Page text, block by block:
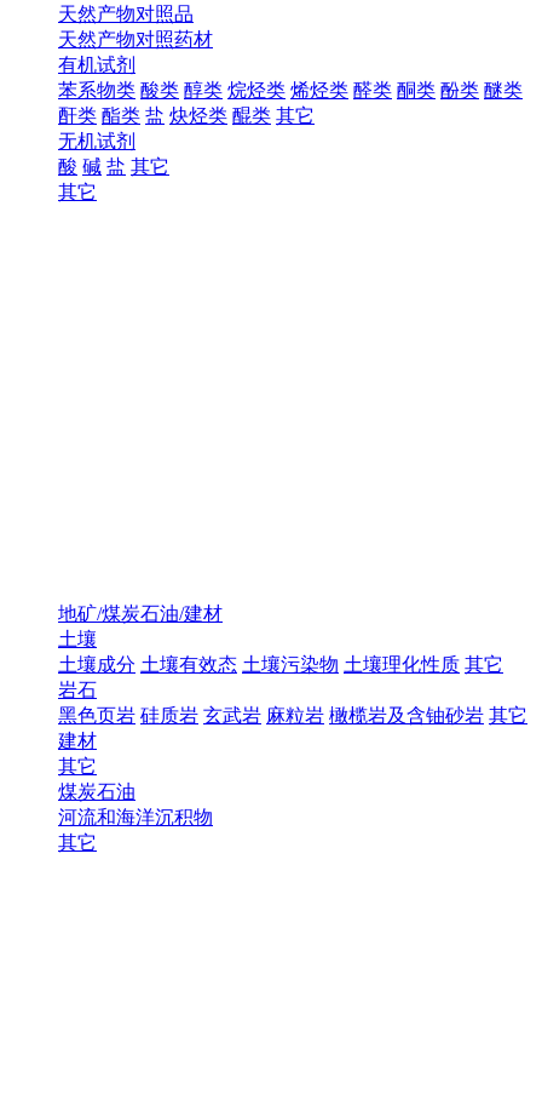
天然产物对照品
天然产物对照药材
有机试剂
苯系物类 酸类 醇类 烷烃类 烯烃类 醛类 酮类 酚类 醚类
酐类 酯类 盐 炔烃类 醌类 其它
无机试剂
酸 碱 盐 其它
其它
地矿/煤炭石油/建材
土壤
土壤成分 土壤有效态 土壤污染物 土壤理化性质 其它
岩石
黑色页岩 硅质岩 玄武岩 麻粒岩 橄榄岩及含铀砂岩 其它
建材
其它
煤炭石油
河流和海洋沉积物
其它